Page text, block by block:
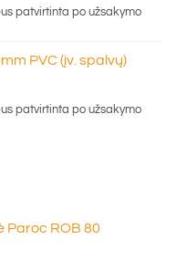
patvirtinta po užsakymo
PVC (įv. spalvų)
patvirtinta po užsakymo
Paroc ROB 80